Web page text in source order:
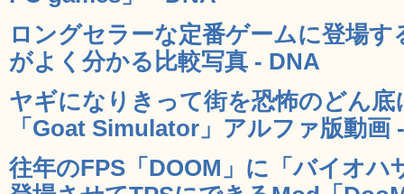
ロングセラーな定番ゲームに登場
がよく分かる比較写真 - DNA
ヤギになりきって街を恐怖のどん底
「Goat Simulator」アルファ版動画
往年のFPS「DOOM」に「バイオハ